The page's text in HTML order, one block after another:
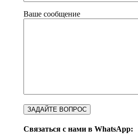
Ваше сообщение
Связаться с нами в WhatsApp: